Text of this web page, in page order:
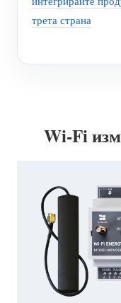
трета страна
Wi-Fi